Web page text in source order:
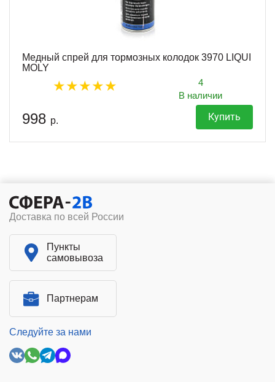
Медный спрей для тормозных колодок 3970 LIQUI
MOLY
4
В наличии
998 р. Купить
Доставка по всей России
Пункты
самовывоза
Партнерам
Следуйте за нами